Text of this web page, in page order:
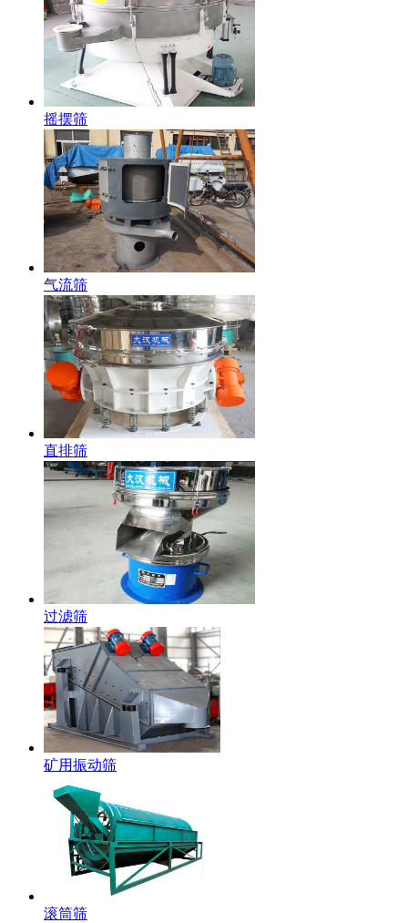
摇摆筛
气流筛
直排筛
过滤筛
矿用振动筛
滚筒筛